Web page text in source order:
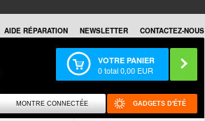
AIDE RÉPARATION NEWSLETTER CONTACTEZ-NOUS
VOTRE PANIER
0total0,00 EUR
MONTRE CONNECTÉE GADGETS D'ÉTÉ